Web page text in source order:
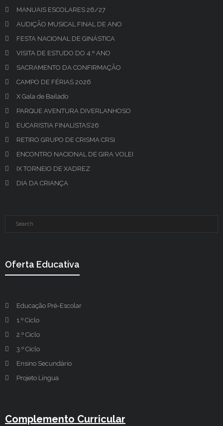
MANUAIS ESCOLARES 26/27
AUDIÇÃO MUSICAL FINAL DE ANO
FESTA NACIONAL DE GINÁSTICA
VISITA DE ESTUDO DO 4.º ANO
SACRAMENTO DA CONFIRMAÇÃO
CAMPO DE FÉRIAS 2026
X Gala de Bailado
PARQUE AVENTURA DIVERLANHOSO
EUCARISTIA FINALISTAS’26
RETIRO GRUPO DE CRISMA CRSI
ENCONTRO NACIONAL DE GIRA VOLEI
IX TORNEIO DE XADREZ
DIA DA CRIANÇA
Oferta Educativa
Educação Pré-Escolar
1.º Ciclo
2.º Ciclo
3.º Ciclo
Ensino Secundário
Projeto Língua
Complemento Curricular